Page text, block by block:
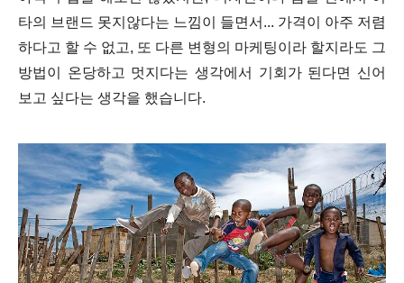
타의 브랜드 못지않다는 느낌이 들면서... 가격이 아주 저렴
하다고 할 수 없고, 또 다른 변형의 마케팅이라 할지라도 그
방법이 온당하고 멋지다는 생각에서 기회가 된다면 신어
보고 싶다는 생각을 했습니다.